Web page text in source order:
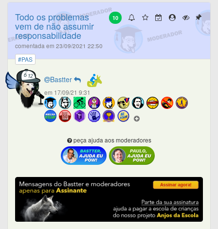
10
Todo os problemas
vem de não assumir
responsabilidade
comentada em 23/09/2021 22:50
#PAS
Bastter
em 17/09/21 9:31
peça ajuda aos moderadores